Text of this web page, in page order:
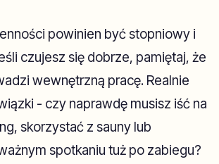
powinien być stopniowy i
czujesz się dobrze, pamiętaj, że
wewnętrzną pracę. Realnie
- czy naprawdę musisz iść na
skorzystać z sauny lub
spotkaniu tuż po zabiegu?